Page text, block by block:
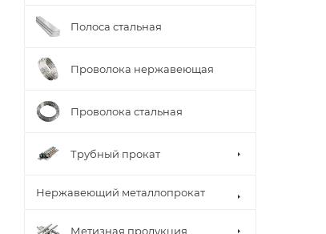
Полоса стальная
Проволока нержавеющая
Проволока стальная
Трубный прокат
Нержавеющий металлопрокат
Метизная продукция